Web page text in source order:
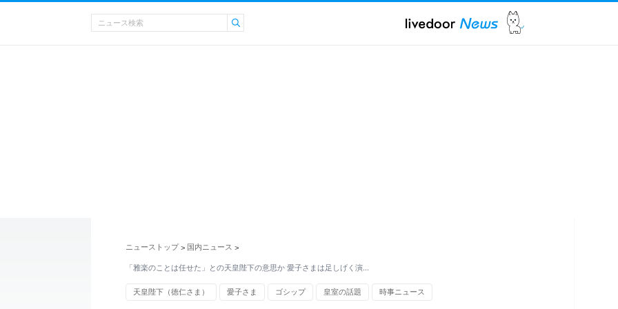
ニューストップ > 国内ニュース >
「雅楽のことは任せた」との天皇陛下の意思か 愛子さまは足しげく演…
天皇陛下（徳仁さま） 愛子さま ゴシップ 皇室の話題 時事ニュース